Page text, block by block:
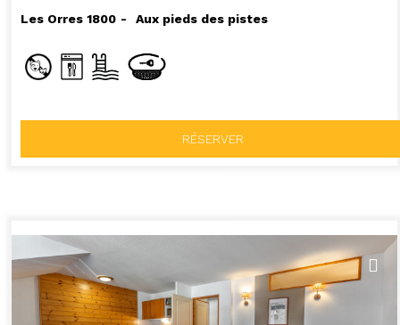
Les Orres 1800 Aux pieds des pistes
RÉSERVER